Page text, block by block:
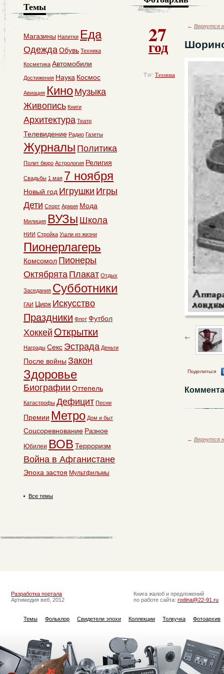
27
год
Тэг: Техника
← Вернутся
Поделиться
← Вернутся
Темы
Магазины Напитки Еда
ОдеждаОбувь Техника
Косметика Автомобили
Достижения Наука Космос
Авиация Кино Музыка
Живопись Книги
Архитектура Театр
Телевидение Радио Газеты
Журналы Политика
Полит бюро Астрология Религия
Свадьбы 1 мая 7 ноября
Новый год Игрушки Игры
Дети Спорт Армия Мода
Милиция ВУЗы Школа
НИИ Стройка Ушли из жизни
Пионерлагерь
Комсомол Пионеры
Октябрята Плакат Отдых
Заседания Субботники
ГАИ Цирк Искусство
Праздники Флот Футбол
Хоккей Открытки
Награды Секс Эстрада Деньги
После войны Закон
Здоровье
Биографии Оттепель
Катастрофы Дефицит Песни
Премии Метро Дом и быт
Соцсоревнование Разное
Юбилеи ВОВ Терроризм
Война в Афганистане
Эпоха застоя Мультфильмы
Все темы
Разработка портала
Артимедия веб, 2012
Книга жалоб и предложений
по работе сайта: rodina@22-91.ru
Темы Фольклор Свидетели эпохи Коллекции Толкучка Фотоархив